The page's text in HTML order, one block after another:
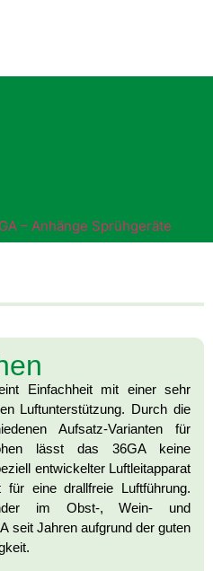
– Anhänge Sprühgeräte
Einfachheit mit einer sehr
Luftunterstützung. Durch die
Aufsatz-Varianten für
lässt das 36GA keine
entwickelter Luftleitapparat
eine drallfreie Luftführung.
im Obst-, Wein- und
seit Jahren aufgrund der guten